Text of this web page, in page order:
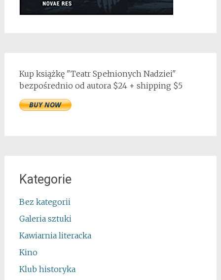
Kup książkę "Teatr Spełnionych Nadziei"
bezpośrednio od autora $24 + shipping $5
Kategorie
Bez kategorii
Galeria sztuki
Kawiarnia literacka
Kino
Klub historyka